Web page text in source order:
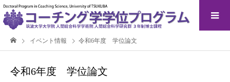
イベント情報 令和6年度 学位論文
令和6年度 学位論文